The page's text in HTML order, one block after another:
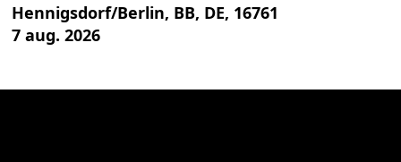
Hennigsdorf/Berlin, BB, DE, 16761
7 aug. 2026